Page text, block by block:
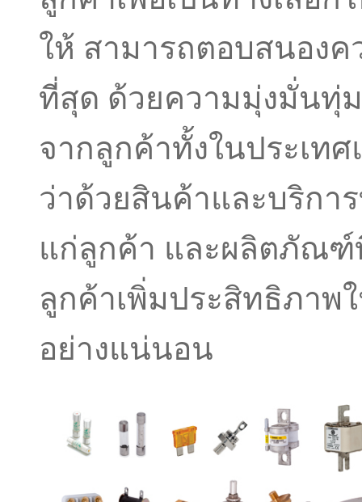
ให้ สามารถตอบสนอง
ที่สุด ด้วยความมุ่งมั่นทุ่ม
จากลูกค้าทั้งในประเทศ
ว่าด้วยสินค้าและบริกา
แก่ลูกค้า และผลิตภัณ
ลูกค้าเพิ่มประสิทธิภาพ
อย่างแน่นอน